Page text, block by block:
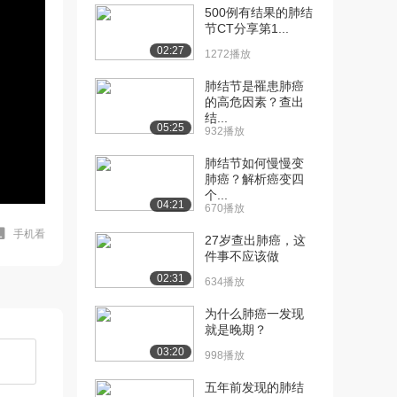
手机看
02:27
500例有结果的肺结
节CT分享第1...
1272播放
05:25
肺结节是罹患肺癌
的高危因素？查出
结...
932播放
04:21
肺结节如何慢慢变
肺癌？解析癌变四
个...
670播放
02:31
27岁查出肺癌，这
件事不应该做
634播放
03:20
为什么肺癌一发现
就是晚期？
998播放
五年前发现的肺结